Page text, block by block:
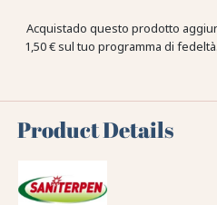
Acquistado questo prodotto
1,50 €sul tuo programma di
Product Details